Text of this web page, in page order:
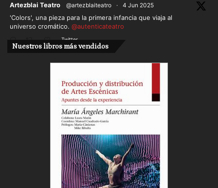
Artezblai Teatro @artezblaiteatro · 4 Jun 2025
'Colors', una pieza para la primera infancia que viaja al
universo cromático. @autenticateatro
Twitter
Cargar más
Nuestros libros más vendidos